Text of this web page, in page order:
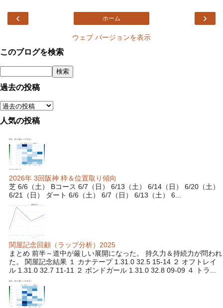
‹ ›
ホーム
ウェブ バージョンを表示
このブログを検索
過去の投稿
人気の投稿
2026年 3回阪神 枠＆位置取り傾向
芝 6/6（土） Bコース 6/7（日） 6/13（土） 6/14（日） 6/20（土）
6/21（日） ダート 6/6（土） 6/7（日） 6/13（土） 6...
関屋記念回顧（ラップ分析）2025
まとめ 前半～道中が厳しい展開になった。 持久力＆持続力が問われ
た。 関屋記念結果 １ カナテープ 1.31.0 32.5 15-14 ２ オフトレイ
ル 1.31.0 32.7 11-11 ２ ボンドガール 1.31.0 32.8 09-09 ４ トラ...